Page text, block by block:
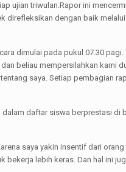
ujian triwulan.Rapor ini
dengan baik
dimulai pada pukul 07.30
beliau mempersilahkan
saya. Setiap pembagian
daftar siswa berprestasi
saya yakin insentif dari
lebih keras. Dan hal ini